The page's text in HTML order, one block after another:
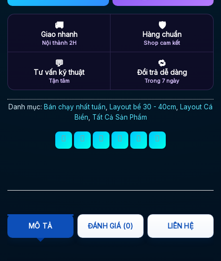
🚚
Giao nhanh
Nội thành 2H
🛡
Hàng chuẩn
Shop cam kết
💬
Tư vấn kỹ thuật
Tận tâm
🔁
Đổi trả dễ dàng
Trong 7 ngày
Danh mục: Bán chạy nhất tuần Layout bể 30 - 40cm
Layout Cá
Biển
Tất Cả Sản Phẩm
MÔ TẢ ĐÁNH GIÁ (0) LIÊN HỆ